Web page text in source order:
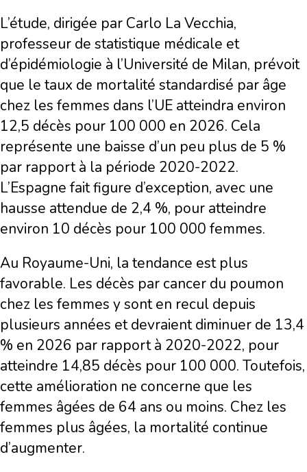
L’étude, dirigée par Carlo La Vecchia,
professeur de statistique médicale et
d’épidémiologie à l’Université de Milan, prévoit
que le taux de mortalité standardisé par âge
chez les femmes dans l’UE atteindra environ
12,5 décès pour 100 000 en 2026. Cela
représente une baisse d’un peu plus de 5 %
par rapport à la période 2020-2022.
L’Espagne fait figure d’exception, avec une
hausse attendue de 2,4 %, pour atteindre
environ 10 décès pour 100 000 femmes.
Au Royaume-Uni, la tendance est plus
favorable. Les décès par cancer du poumon
chez les femmes y sont en recul depuis
plusieurs années et devraient diminuer de 13,4
% en 2026 par rapport à 2020-2022, pour
atteindre 14,85 décès pour 100 000. Toutefois,
cette amélioration ne concerne que les
femmes âgées de 64 ans ou moins. Chez les
femmes plus âgées, la mortalité continue
d’augmenter.